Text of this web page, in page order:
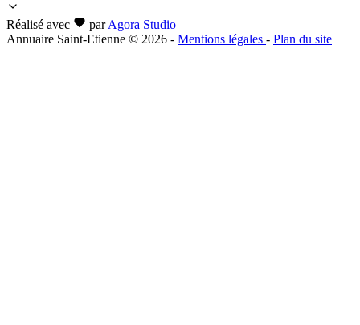
Réalisé avec par Agora Studio
Annuaire Saint-Etienne © 2026 - Mentions légales - Plan du site